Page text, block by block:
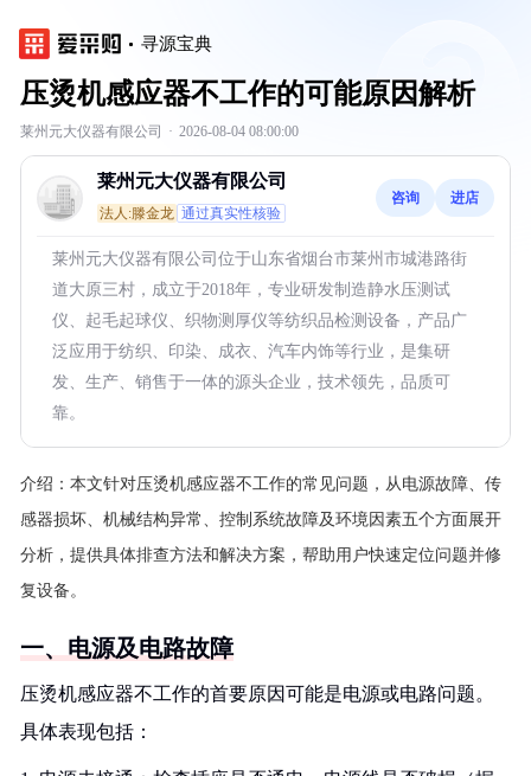
寻源宝典
压烫机感应器不工作的可能原因解析
莱州元大仪器有限公司 · 2026-08-04 08:00:00
莱州元大仪器有限公司
法人:滕金龙 通过真实性核验
咨询 进店
莱州元大仪器有限公司位于山东省烟台市莱州市城港路街
道大原三村，成立于2018年，专业研发制造静水压测试
仪、起毛起球仪、织物测厚仪等纺织品检测设备，产品广
泛应用于纺织、印染、成衣、汽车内饰等行业，是集研
发、生产、销售于一体的源头企业，技术领先，品质可
靠。
介绍： 本文针对压烫机感应器不工作的常见问题，从电源故障、传
感器损坏、机械结构异常、控制系统故障及环境因素五个方面展开
分析，提供具体排查方法和解决方案，帮助用户快速定位问题并修
复设备。
一、电源及电路故障
压烫机感应器不工作的首要原因可能是电源或电路问题。
具体表现包括：